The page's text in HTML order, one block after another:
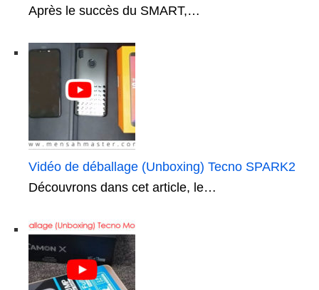
Après le succès du SMART,…
Vidéo de déballage (Unboxing) Tecno SPARK2
Découvrons dans cet article, le…